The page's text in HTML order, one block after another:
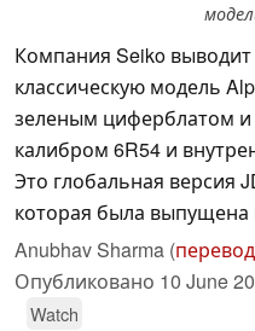
Компания Seiko
классическую модель
зеленым циферблатом
калибром 6R54 и
Это глобальная версия
которая была выпущена
Anubhav Sharma (перевод
Опубликовано 10 June
Watch